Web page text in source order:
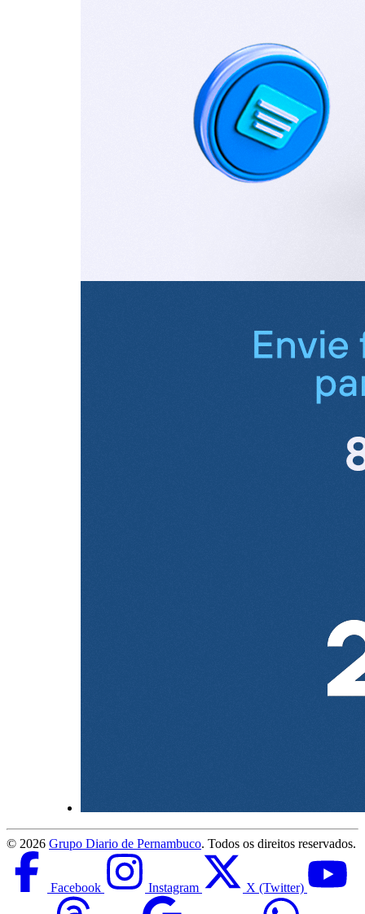
© 2026 Grupo Diario de Pernambuco. Todos os direitos reservados.
Facebook Instagram X (Twitter)